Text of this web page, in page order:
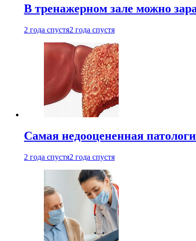
В тренажерном зале можно
2 года спустя2 года спустя
Самая недооцененная
2 года спустя2 года спустя